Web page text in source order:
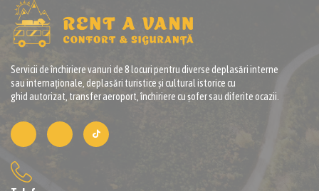
Servicii de închiriere vanuri de 8 locuri pentru diverse deplasări interne
sau internaționale, deplasări turistice și cultural istorice cu
ghid autorizat, transfer aeroport, închiriere cu șofer sau diferite ocazii.